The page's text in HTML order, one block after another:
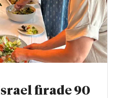
firade 90